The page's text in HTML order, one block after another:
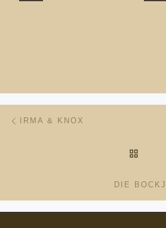
Beitragsnavigation
IRMA & KNOX
DIE